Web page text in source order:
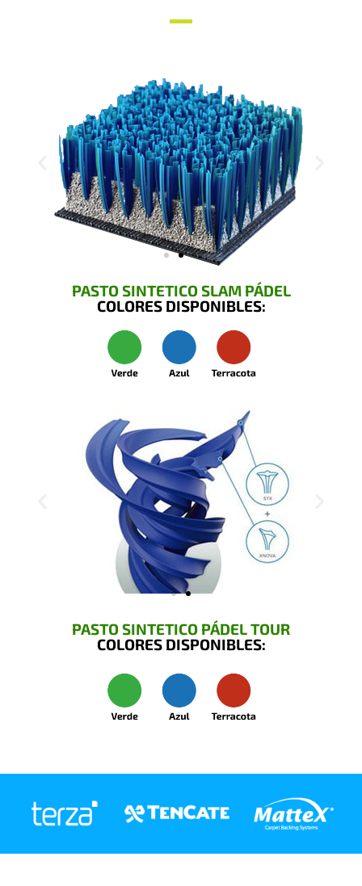
PASTO SINTETICO SLAM PÁDEL
COLORES DISPONIBLES:
PASTO SINTETICO PÁDEL TOUR
COLORES DISPONIBLES: